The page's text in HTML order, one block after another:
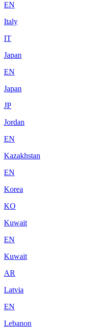
EN
Italy
IT
Japan
EN
Japan
JP
Jordan
EN
Kazakhstan
EN
Korea
KO
Kuwait
EN
Kuwait
AR
Latvia
EN
Lebanon